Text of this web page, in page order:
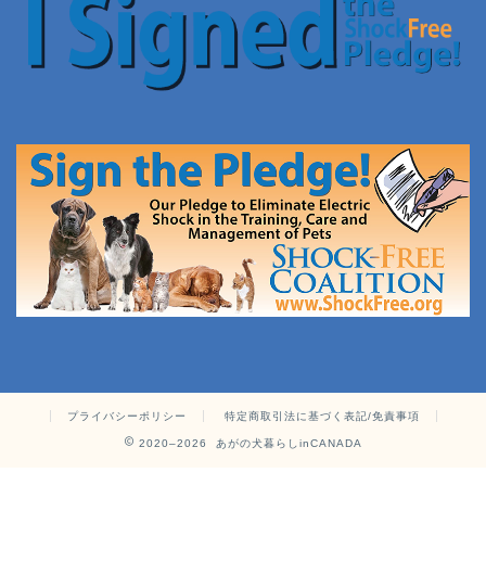
プライバシーポリシー 特定商取引法に基づく表記/免責事項
2020–2026 あがの犬暮らしinCANADA